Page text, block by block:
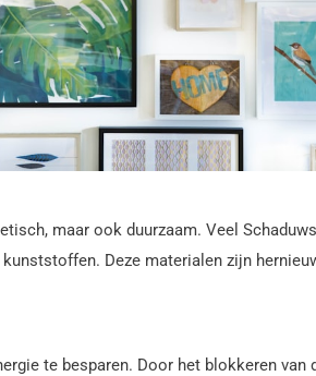
maar ook duurzaam. Veel
Deze materialen zijn
te besparen. Door het blokkeren